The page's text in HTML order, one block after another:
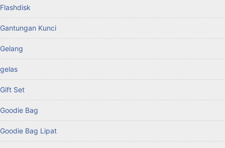
Flashdisk
Gantungan Kunci
Gelang
gelas
Gift Set
Goodie Bag
Goodie Bag Lipat